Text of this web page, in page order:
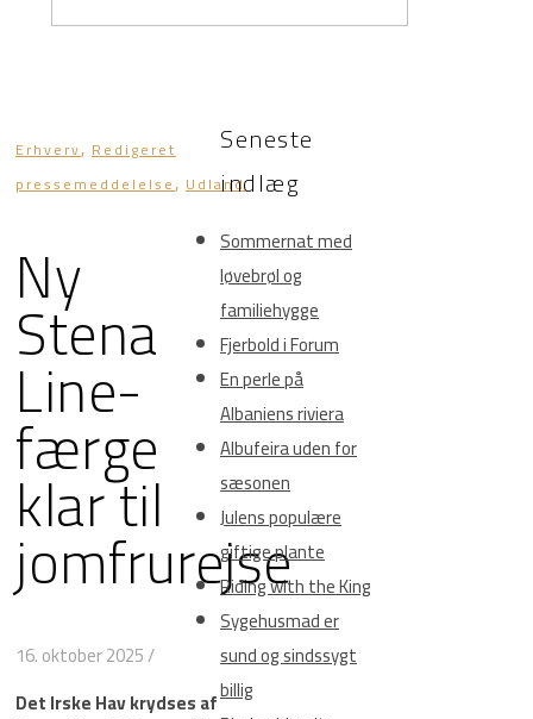
Erhverv, Redigeret
pressemeddelelse, Udland
Ny
Stena
Line-
færge
klar til
jomfrurejse
16. oktober 2025/
Det Irske Hav krydses af
Seneste
indlæg
Sommernat med
løvebrøl og
familiehygge
Fjerbold i Forum
En perle på
Albaniens riviera
Albufeira uden for
sæsonen
Julens populære
giftige plante
Riding with the King
Sygehusmad er
sund og sindssygt
billig